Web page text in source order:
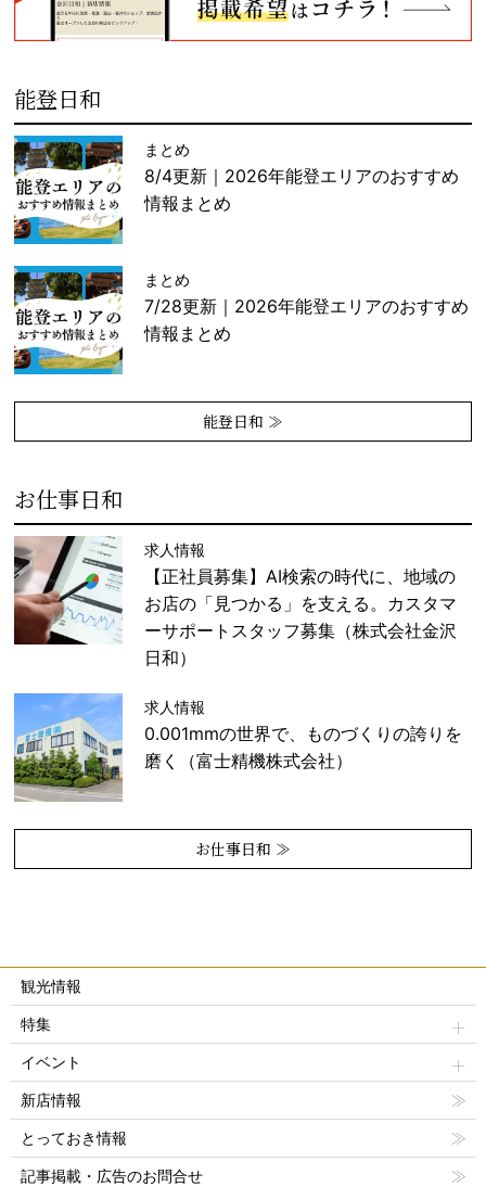
能登日和
まとめ
8/4更新｜2026年能登エリアのおすすめ
情報まとめ
まとめ
7/28更新｜2026年能登エリアのおすすめ
情報まとめ
能登日和 ≫
お仕事日和
求人情報
【正社員募集】AI検索の時代に、地域の
お店の「見つかる」を支える。カスタマ
ーサポートスタッフ募集（株式会社金沢
日和）
求人情報
0.001mmの世界で、ものづくりの誇りを
磨く（富士精機株式会社）
お仕事日和 ≫
観光情報
特集
イベント
新店情報
とっておき情報
記事掲載・広告のお問合せ